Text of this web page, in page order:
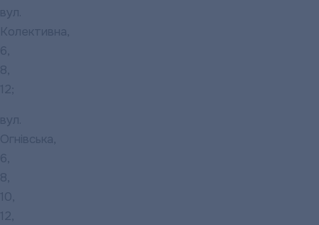
вул.
Колективна,
6,
8,
12;
вул.
Огнівська,
6,
8,
10,
12,